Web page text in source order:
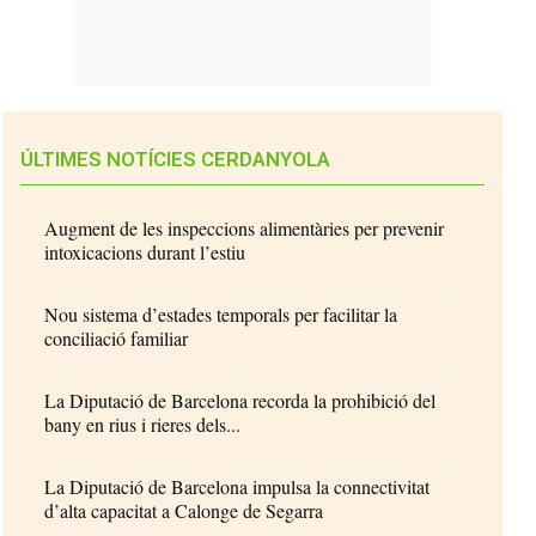
ÚLTIMES NOTÍCIES CERDANYOLA
Augment de les inspeccions alimentàries per prevenir
intoxicacions durant l’estiu
Nou sistema d’estades temporals per facilitar la
conciliació familiar
La Diputació de Barcelona recorda la prohibició del
bany en rius i rieres dels...
La Diputació de Barcelona impulsa la connectivitat
d’alta capacitat a Calonge de Segarra